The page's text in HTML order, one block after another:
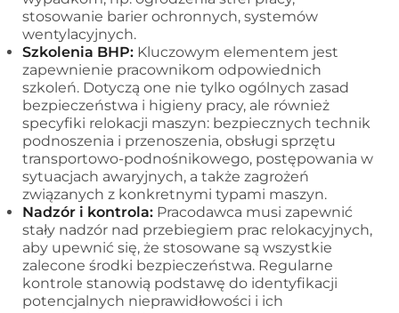
stosowanie barier ochronnych, systemów
wentylacyjnych.
Szkolenia BHP: Kluczowym elementem jest
zapewnienie pracownikom odpowiednich
szkoleń. Dotyczą one nie tylko ogólnych zasad
bezpieczeństwa i higieny pracy, ale również
specyfiki relokacji maszyn: bezpiecznych technik
podnoszenia i przenoszenia, obsługi sprzętu
transportowo-podnośnikowego, postępowania w
sytuacjach awaryjnych, a także zagrożeń
związanych z konkretnymi typami maszyn.
Nadzór i kontrola: Pracodawca musi zapewnić
stały nadzór nad przebiegiem prac relokacyjnych,
aby upewnić się, że stosowane są wszystkie
zalecone środki bezpieczeństwa. Regularne
kontrole stanowią podstawę do identyfikacji
potencjalnych nieprawidłowości i ich